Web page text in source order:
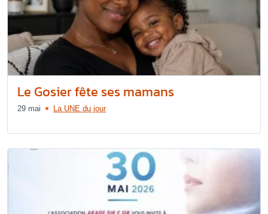
Le Gosier fête ses mamans
29 mai La UNE du jour